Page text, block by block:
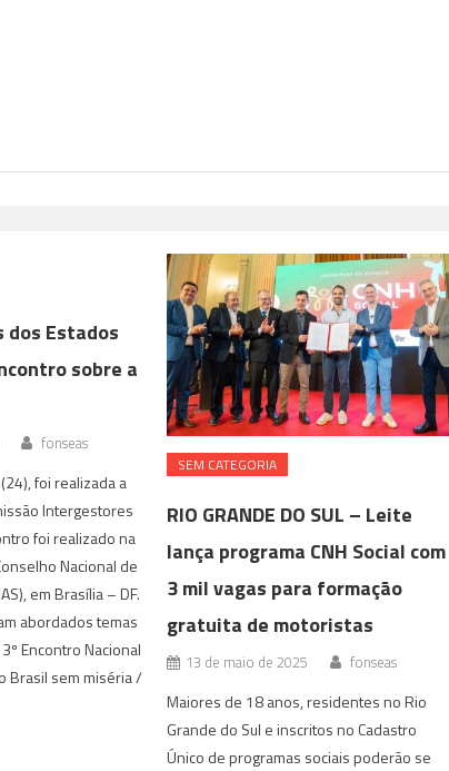
Estados
sobre a
fonseas
foi realizada a
Intergestores
foi realizado na
Nacional de
em Brasília – DF.
abordados temas
Encontro Nacional
Brasil sem miséria /
SEM CATEGORIA
RIO GRANDE DO SUL – Leite
lança programa CNH Social com
3 mil vagas para formação
gratuita de motoristas
13 de maio de 2025 fonseas
Maiores de 18 anos, residentes no Rio
Grande do Sul e inscritos no Cadastro
Único de programas sociais poderão se